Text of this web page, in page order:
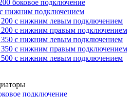
боковое подключение
нижним подключением
200 с нижним левым подключением
200 с нижним правым подключением
350 с нижним левым подключением
350 с нижним правым подключением
500 с нижним левым подключением
подключение